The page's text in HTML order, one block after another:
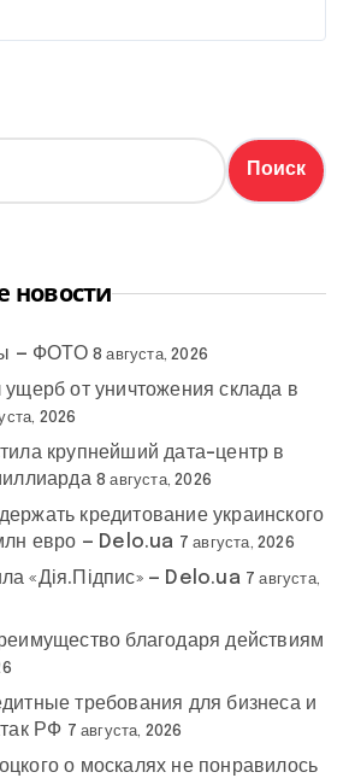
новости
— ФОТО 8 августа, 2026
от уничтожения склада в
2026
крупнейший дата-центр в
8 августа, 2026
кредитование украинского
евро — Delo.ua 7 августа, 2026
«Дія.Підпис» — Delo.ua 7 августа,
благодаря действиям
требования для бизнеса и
РФ 7 августа, 2026
о москалях не понравилось